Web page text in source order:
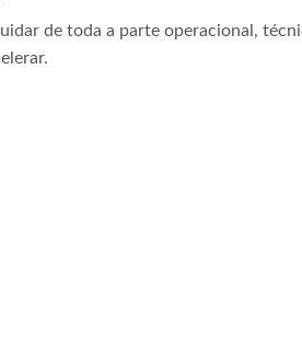
de toda a parte operacional,